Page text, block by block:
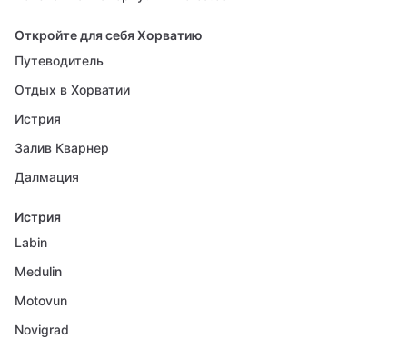
Откройте для себя Хорватию
Путеводитель
Отдых в Хорватии
Истрия
Залив Кварнер
Далмация
Истрия
Labin
Medulin
Motovun
Novigrad